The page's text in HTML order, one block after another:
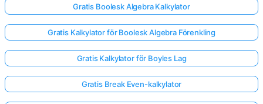
Gratis Boolesk Algebra Kalkylator
Gratis Kalkylator för Boolesk Algebra Förenkling
Gratis Kalkylator för Boyles Lag
Gratis Break Even-kalkylator